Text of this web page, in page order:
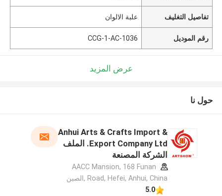
تفاصيل التغليف علبة الالوان
رقم الموديل CCG-1-AC-1036
عرض المزيد
حول نا
Anhui Arts & Crafts Import &
Export Company Ltd. الملف
الشركة المصنعة
AACC Mansion, 168 Funan
Road, Hefei, Anhui, China ,الصين
5.0